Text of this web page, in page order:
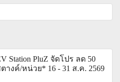
Station PluZ จัดโปร ลด 50
างค์/หน่วย* 16 - 31 ส.ค. 2569